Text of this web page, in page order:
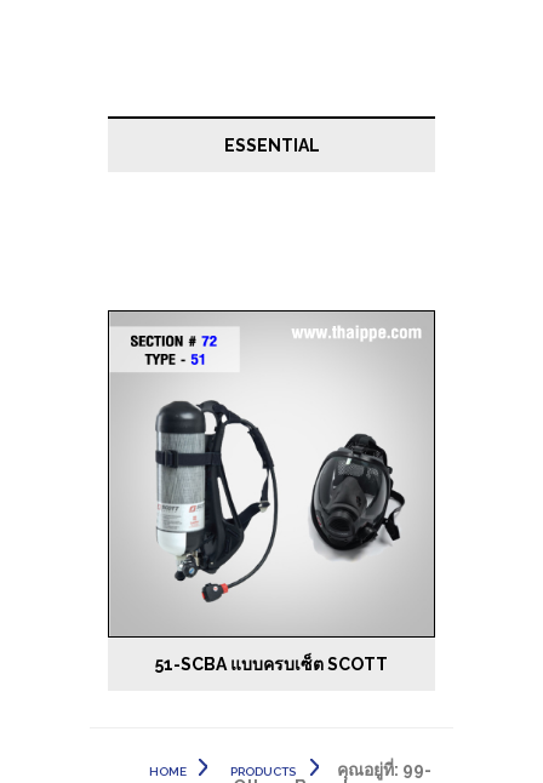
ESSENTIAL
51-SCBA แบบครบเซ็ต SCOTT
HOME PRODUCTS คุณอยู่ที่: 99-